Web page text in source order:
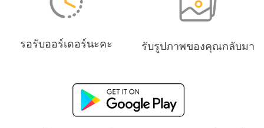
รอรับออร์เดอร์นะคะ รับรูปภาพของคุณกลับมา